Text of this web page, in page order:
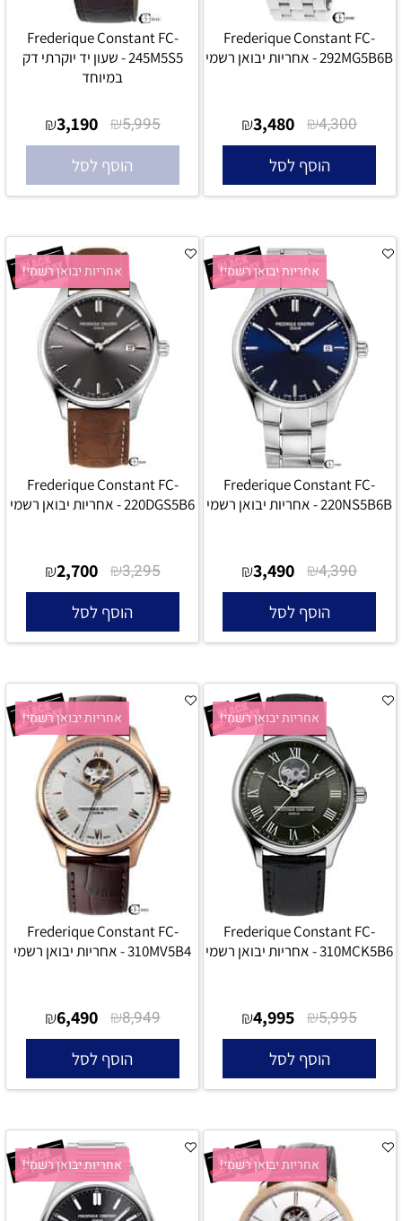
Frederique Constant FC-
292MG5B6B - אחריות יבואן רשמי
₪4,300
₪3,480
הוסף לסל
Frederique Constant FC-
245M5S5 - שעון יד יוקרתי דק
במיוחד
₪5,995
₪3,190
הוסף לסל
אחריות יבואן רשמי!
Frederique Constant FC-
220NS5B6B - אחריות יבואן רשמי
₪4,390
₪3,490
הוסף לסל
אחריות יבואן רשמי!
Frederique Constant FC-
220DGS5B6 - אחריות יבואן רשמי
₪3,295
₪2,700
הוסף לסל
אחריות יבואן רשמי!
Frederique Constant FC-
310MCK5B6 - אחריות יבואן רשמי
₪5,995
₪4,995
הוסף לסל
אחריות יבואן רשמי!
Frederique Constant FC-
310MV5B4 - אחריות יבואן רשמי
₪8,949
₪6,490
הוסף לסל
אחריות יבואן רשמי! אחריות יבואן רשמי!